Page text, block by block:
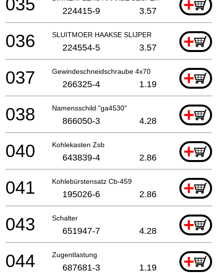
+
035 224415-9 3.57
SLUITMOER HAAKSE SLIJPER +
036 224554-5 3.57
Gewindeschneidschraube 4x70 +
037 266325-4 1.19
Namensschild "ga4530" +
038 866050-3 4.28
Kohlekasten Zsb +
040 643839-4 2.86
Kohlebürstensatz Cb-459 +
041 195026-6 2.86
Schalter +
043 651947-7 4.28
Zugentlastung +
044 687681-3 1.19